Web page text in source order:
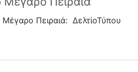
Πειραιά: ΔελτίοΤύπου